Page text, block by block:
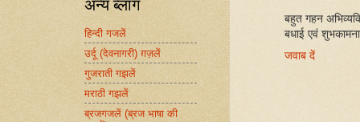
बहुत गहन
बधाई एवं
जवाब दें
अन्य ब्लॉग
हिन्दी गजलें
उर्दू (देवनागरी) ग़ज़लें
गुजराती गझलें
मराठी गझलें
ब्रजगजलें (ब्रज भाषा की